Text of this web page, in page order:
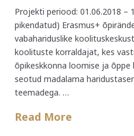
Projekti periood: 01.06.2018 –
pikendatud) Erasmus+
vabahariduslike
koolituste korraldajat, kes
õpikeskkonna loomise ja õppe
seotud madalama
teemadega. …
Read More